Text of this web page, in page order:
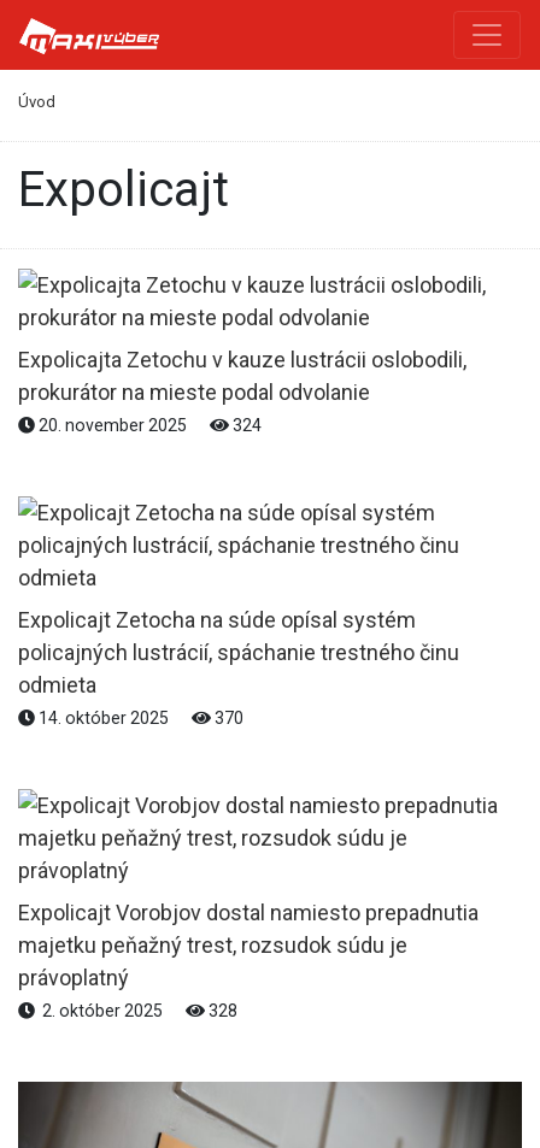
Úvod
Expolicajt
Expolicajta Zetochu v kauze lustrácii oslobodili,
prokurátor na mieste podal odvolanie
20. november 2025 324
Expolicajt Zetocha na súde opísal systém
policajných lustrácií, spáchanie trestného činu
odmieta
14. október 2025 370
Expolicajt Vorobjov dostal namiesto prepadnutia
majetku peňažný trest, rozsudok súdu je
právoplatný
2. október 2025 328